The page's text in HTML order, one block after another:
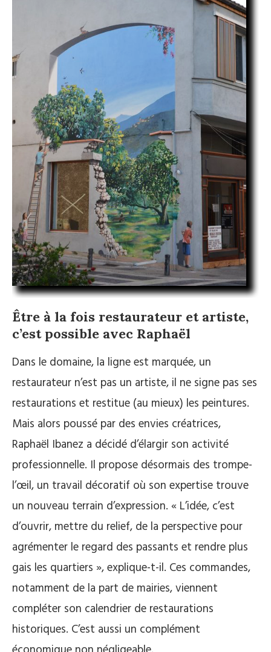
Être à la fois restaurateur et artiste,
c’est possible avec Raphaël
Dans le domaine, la ligne est marquée, un
restaurateur n’est pas un artiste, il ne signe pas ses
restaurations et restitue (au mieux) les peintures.
Mais alors poussé par des envies créatrices,
Raphaël Ibanez a décidé d’élargir son activité
professionnelle. Il propose désormais des trompe-
l’œil, un travail décoratif où son expertise trouve
un nouveau terrain d’expression. « L’idée, c’est
d’ouvrir, mettre du relief, de la perspective pour
agrémenter le regard des passants et rendre plus
gais les quartiers », explique-t-il. Ces commandes,
notamment de la part de mairies, viennent
compléter son calendrier de restaurations
historiques. C’est aussi un complément